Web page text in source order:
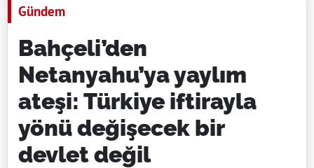
Gündem
Bahçeli’den
Netanyahu’ya yaylım
ateşi: Türkiye iftirayla
yönü değişecek bir
devlet değil